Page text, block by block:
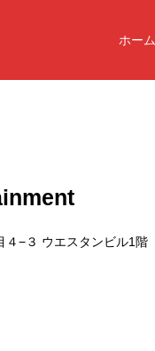
ホーム
４−３ ウエスタンビル1階